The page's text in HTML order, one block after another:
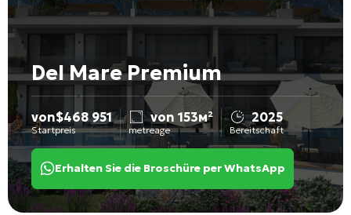
Del Mare Premium
von$468 951
Startpreis
von 153м²
metreage
2025
Bereitschaft
Erhalten Sie die Broschüre per WhatsApp